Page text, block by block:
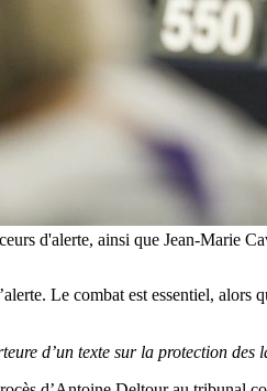
d'alerte, ainsi que Jean-Marie
Le combat est essentiel,
d’un texte sur la protection des